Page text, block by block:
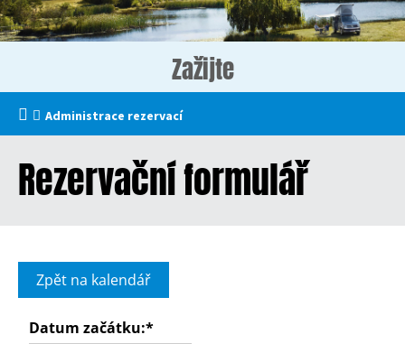
Zažijte
Administrace rezervací
Rezervační formulář
Zpět na kalendář
Datum začátku:*